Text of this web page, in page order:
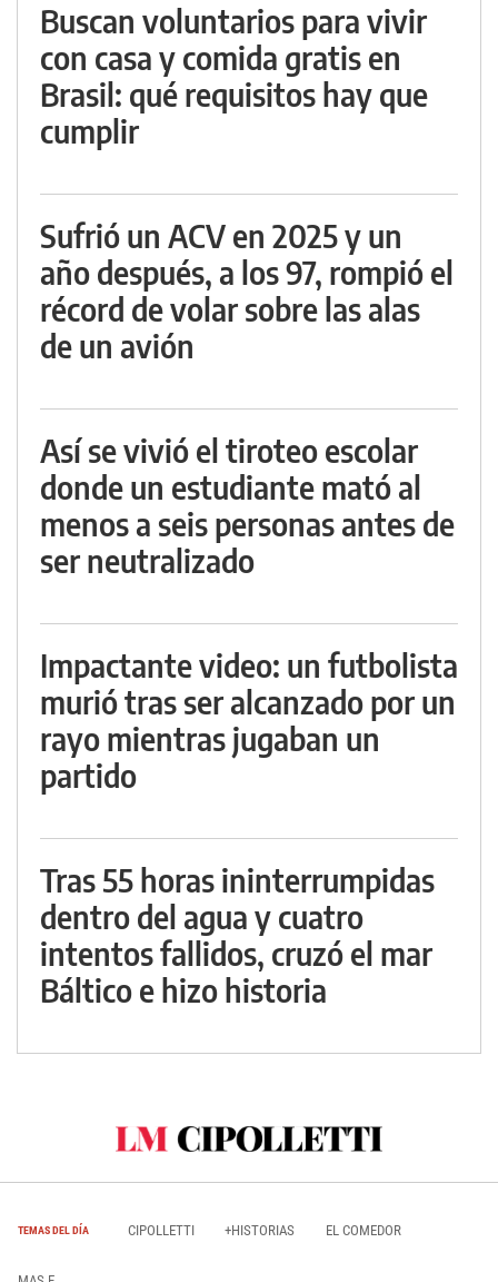
Buscan voluntarios para vivir
con casa y comida gratis en
Brasil: qué requisitos hay que
cumplir
Sufrió un ACV en 2025 y un
año después, a los 97, rompió el
récord de volar sobre las alas
de un avión
Así se vivió el tiroteo escolar
donde un estudiante mató al
menos a seis personas antes de
ser neutralizado
Impactante video: un futbolista
murió tras ser alcanzado por un
rayo mientras jugaban un
partido
Tras 55 horas ininterrumpidas
dentro del agua y cuatro
intentos fallidos, cruzó el mar
Báltico e hizo historia
TEMAS DEL DÍA CIPOLLETTI +HISTORIAS EL COMEDOR